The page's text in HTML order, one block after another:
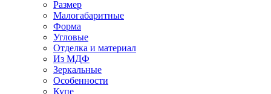
Размер
Малогабаритные
Форма
Угловые
Отделка и материал
Из МДФ
Зеркальные
Особенности
Купе